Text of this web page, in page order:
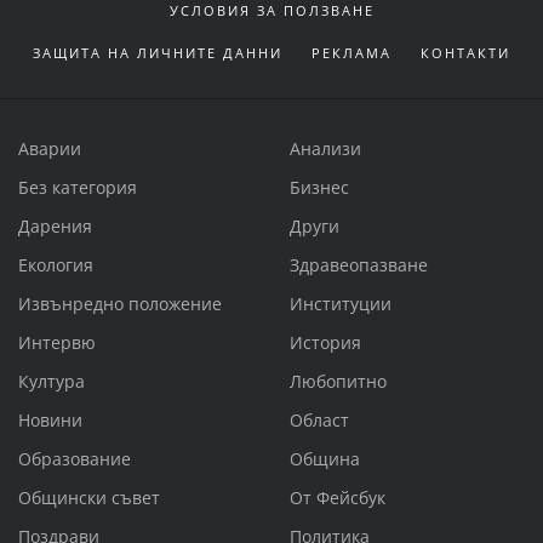
УСЛОВИЯ ЗА ПОЛЗВАНЕ
ЗАЩИТА НА ЛИЧНИТЕ ДАННИ РЕКЛАМА КОНТАКТИ
Аварии
Анализи
Без категория
Бизнес
Дарения
Други
Екология
Здравеопазване
Извънредно положение
Институции
Интервю
История
Култура
Любопитно
Новини
Област
Образование
Община
Общински съвет
От Фейсбук
Поздрави
Политика